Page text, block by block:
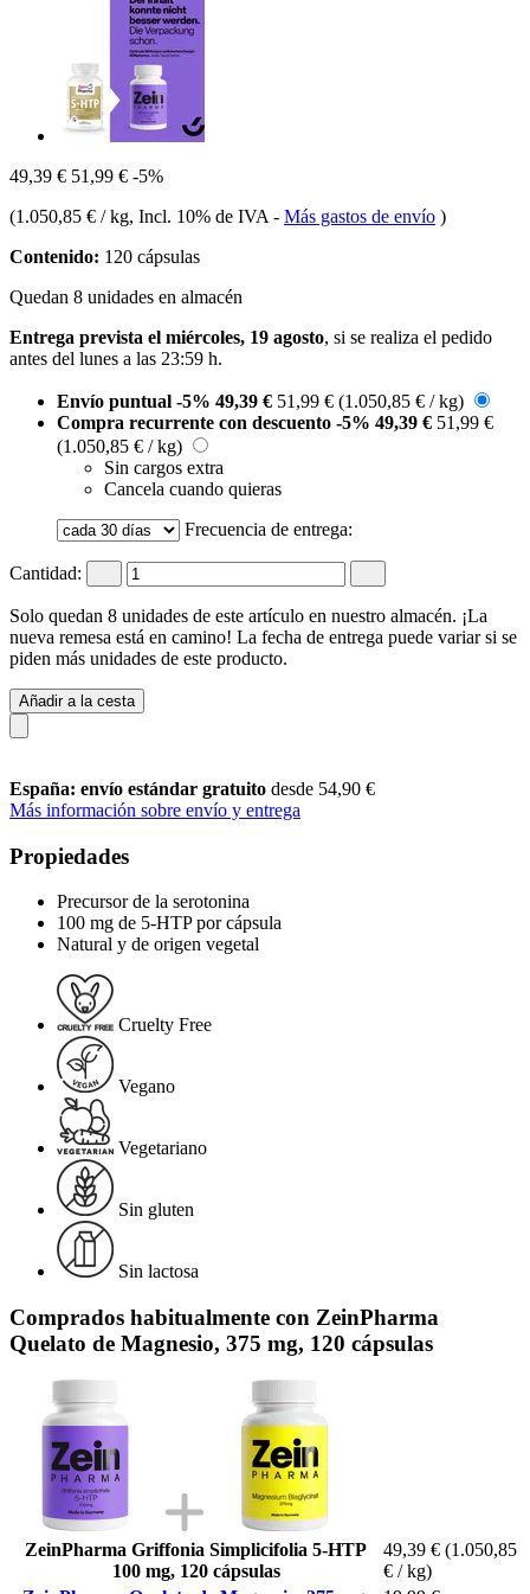
49,39 € 51,99 € -5%
(1.050,85 € / kg, Incl. 10% de IVA - Más gastos de envío )
Contenido: 120 cápsulas
Quedan 8 unidades en almacén
Entrega prevista el miércoles, 19 agosto, si se realiza el pedido
antes del lunes a las 23:59 h.
Envío puntual -5% 49,39 € 51,99 € (1.050,85 € / kg)
Compra recurrente con descuento -5% 49,39 € 51,99 €
(1.050,85 € / kg)
Sin cargos extra
Cancela cuando quieras
Frecuencia de entrega:
Cantidad:
Solo quedan 8 unidades de este artículo en nuestro almacén. ¡La
nueva remesa está en camino! La fecha de entrega puede variar si se
piden más unidades de este producto.
Añadir a la cesta
España: envío estándar gratuito desde 54,90 €
Más información sobre envío y entrega
Propiedades
Precursor de la serotonina
100 mg de 5-HTP por cápsula
Natural y de origen vegetal
Cruelty Free
Vegano
Vegetariano
Sin gluten
Sin lactosa
Comprados habitualmente con ZeinPharma
Quelato de Magnesio, 375 mg, 120 cápsulas
ZeinPharma Griffonia Simplicifolia 5-HTP
100 mg, 120 cápsulas
49,39 € (1.050,85
€ / kg)